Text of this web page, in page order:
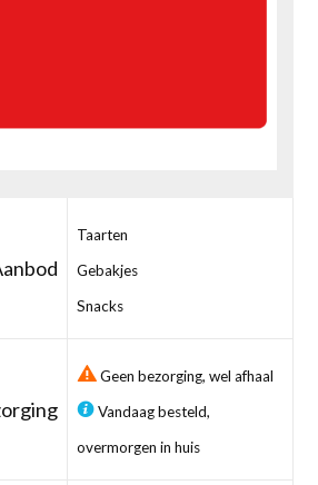
Taarten
Gebakjes
Snacks
Geen bezorging, wel afhaal
Vandaag besteld,
overmorgen in huis